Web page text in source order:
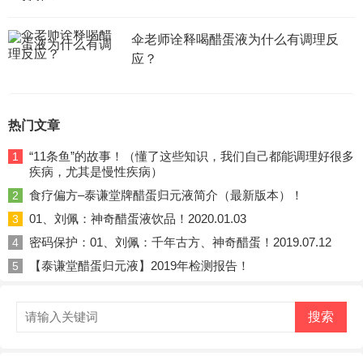
伞老师诠释喝醋蛋液为什么有调理反
应？
热门文章
1
“11条鱼”的故事！（懂了这些知识，我们自己都能调理好很多
疾病，尤其是慢性疾病）
2 食疗偏方–泰谦堂牌醋蛋归元液简介（最新版本）！
3 01、刘佩：神奇醋蛋液饮品！2020.01.03
4 密码保护：01、刘佩：千年古方、神奇醋蛋！2019.07.12
5 【泰谦堂醋蛋归元液】2019年检测报告！
搜索